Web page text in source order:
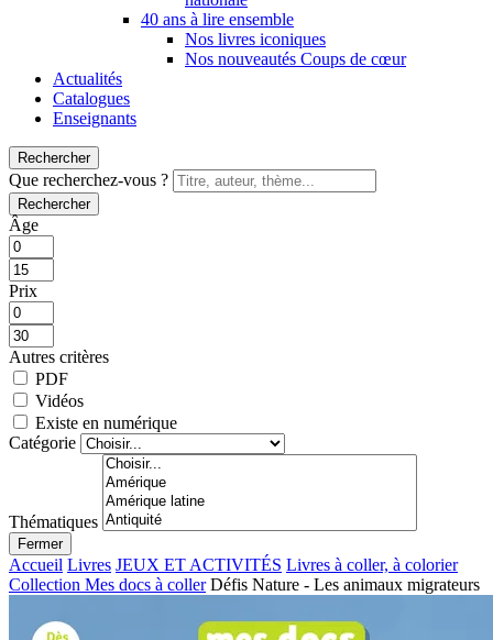
40 ans à lire ensemble
Nos livres iconiques
Nos nouveautés Coups de cœur
Actualités
Catalogues
Enseignants
Rechercher
Que recherchez-vous ?
Rechercher
Âge
Prix
Autres critères
PDF
Vidéos
Existe en numérique
Catégorie
Thématiques
Fermer
Accueil Livres JEUX ET ACTIVITÉS Livres à coller, à colorier
Collection Mes docs à coller Défis Nature - Les animaux migrateurs